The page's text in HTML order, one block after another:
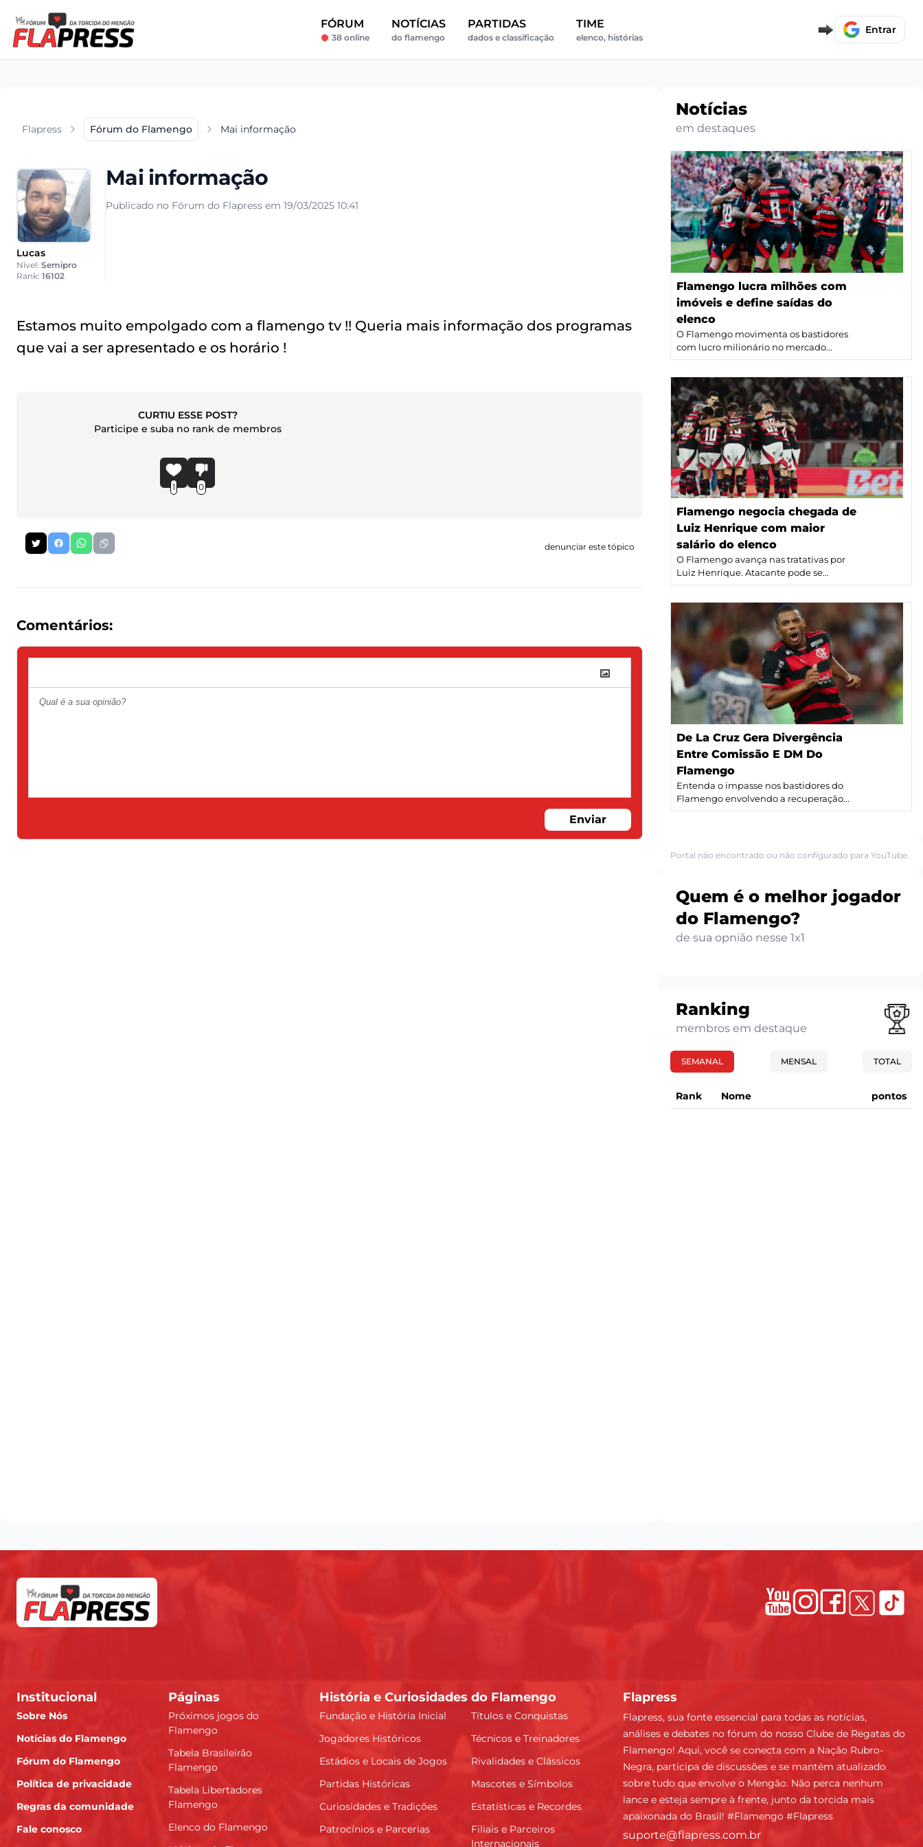
FÓRUM
38 online
NOTÍCIAS
do flamengo
PARTIDAS
dados e classificação
TIME
elenco, histórias
Entrar
Flapress Fórum do Flamengo Mai informação
Lucas
Nível: Semipro
Rank: 16102
Mai informação
Publicado no Fórum do Flapress em 19/03/2025 10:41
Estamos muito empolgado com a flamengo tv !! Queria mais informação dos programas
que vai a ser apresentado e os horário !
CURTIU ESSE POST?
Participe e suba no rank de membros
1 0
denunciar este tópico
Comentários:
Enviar
Notícias
em destaques
Flamengo lucra milhões com
imóveis e define saídas do
elenco
O Flamengo movimenta os bastidores
com lucro milionário no mercado...
Flamengo negocia chegada de
Luiz Henrique com maior
salário do elenco
O Flamengo avança nas tratativas por
Luiz Henrique. Atacante pode se...
De La Cruz Gera Divergência
Entre Comissão E DM Do
Flamengo
Entenda o impasse nos bastidores do
Flamengo envolvendo a recuperação...
Portal não encontrado ou não configurado para YouTube.
Quem é o melhor jogador
do Flamengo?
de sua opnião nesse 1x1
Ranking
membros em destaque
SEMANAL MENSAL TOTAL
Rank Nome pontos
Institucional
Sobre Nós
Notícias do Flamengo
Fórum do Flamengo
Política de privacidade
Regras da comunidade
Fale conosco
Páginas
Próximos jogos do
Flamengo
Tabela Brasileirão
Flamengo
Tabela Libertadores
Flamengo
Elenco do Flamengo
História e Curiosidades do Flamengo
Fundação e História Inicial
Títulos e Conquistas
Jogadores Históricos
Técnicos e Treinadores
Estádios e Locais de Jogos
Rivalidades e Clássicos
Partidas Históricas
Mascotes e Símbolos
Curiosidades e Tradições
Estatísticas e Recordes
Patrocínios e Parcerias
Filiais e Parceiros
Internacionais
Flapress
Flapress, sua fonte essencial para todas as notícias,
análises e debates no fórum do nosso Clube de Regatas do
Flamengo! Aqui, você se conecta com a Nação Rubro-
Negra, participa de discussões e se mantém atualizado
sobre tudo que envolve o Mengão. Não perca nenhum
lance e esteja sempre à frente, junto da torcida mais
apaixonada do Brasil! #Flamengo #Flapress
suporte@flapress.com.br